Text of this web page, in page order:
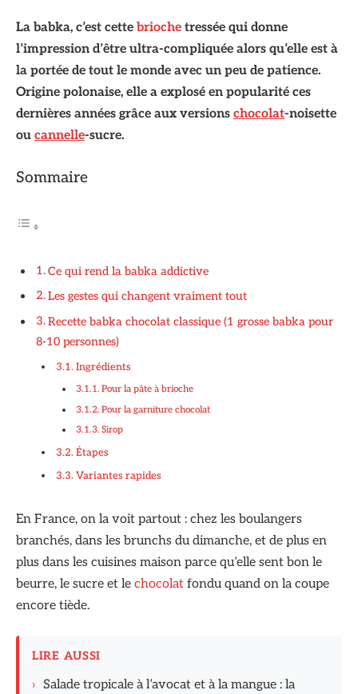
La babka, c’est cette brioche tressée qui donne
l’impression d’être ultra-compliquée alors qu’elle est à
la portée de tout le monde avec un peu de patience.
Origine polonaise, elle a explosé en popularité ces
dernières années grâce aux versions chocolat-noisette
ou cannelle-sucre.
Sommaire
Ce qui rend la babka addictive
Les gestes qui changent vraiment tout
Recette babka chocolat classique (1 grosse babka pour
8-10 personnes)
Ingrédients
Pour la pâte à brioche
Pour la garniture chocolat
Sirop
Étapes
Variantes rapides
En France, on la voit partout : chez les boulangers
branchés, dans les brunchs du dimanche, et de plus en
plus dans les cuisines maison parce qu’elle sent bon le
beurre, le sucre et le chocolat fondu quand on la coupe
encore tiède.
LIRE AUSSI
› Salade tropicale à l’avocat et à la mangue : la